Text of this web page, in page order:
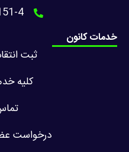
4
خدمات کانون
ثبت
کلیه
درخواست